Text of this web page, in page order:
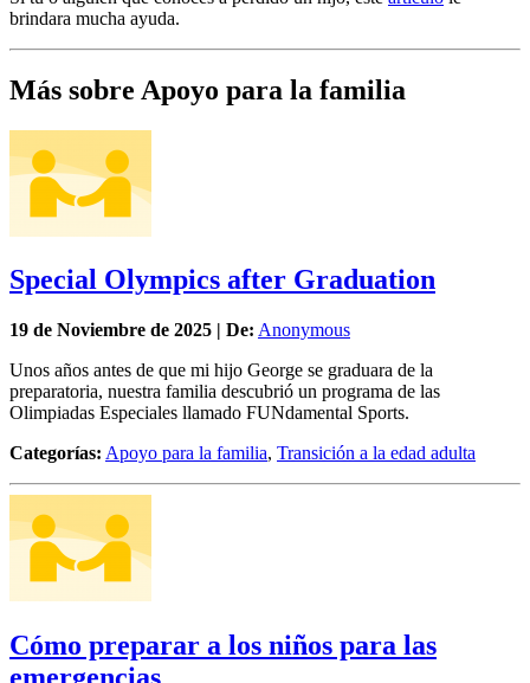
brindara mucha ayuda.
Más sobre Apoyo para la familia
Special Olympics after Graduation
19 de Noviembre de 2025 | De: Anonymous
Unos años antes de que mi hijo George se graduara de la
preparatoria, nuestra familia descubrió un programa de las
Olimpiadas Especiales llamado FUNdamental Sports.
Categorías: Apoyo para la familia, Transición a la edad adulta
Cómo preparar a los niños para las